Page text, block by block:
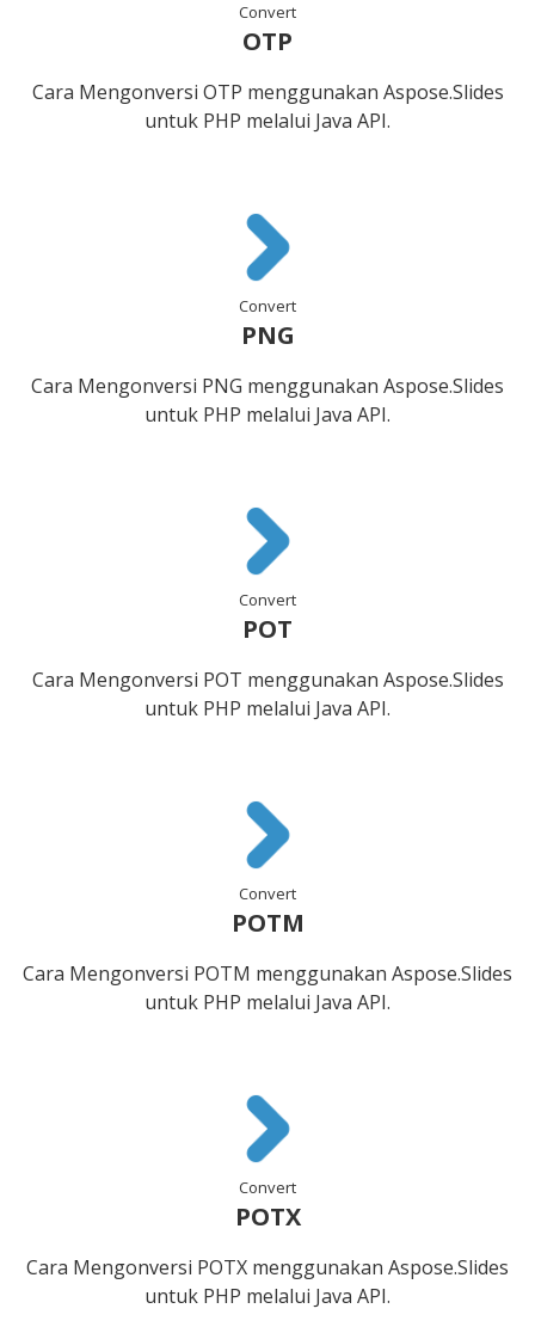
Convert
OTP
Cara Mengonversi OTP menggunakan Aspose.Slides
untuk PHP melalui Java API.
Convert
PNG
Cara Mengonversi PNG menggunakan Aspose.Slides
untuk PHP melalui Java API.
Convert
POT
Cara Mengonversi POT menggunakan Aspose.Slides
untuk PHP melalui Java API.
Convert
POTM
Cara Mengonversi POTM menggunakan Aspose.Slides
untuk PHP melalui Java API.
Convert
POTX
Cara Mengonversi POTX menggunakan Aspose.Slides
untuk PHP melalui Java API.